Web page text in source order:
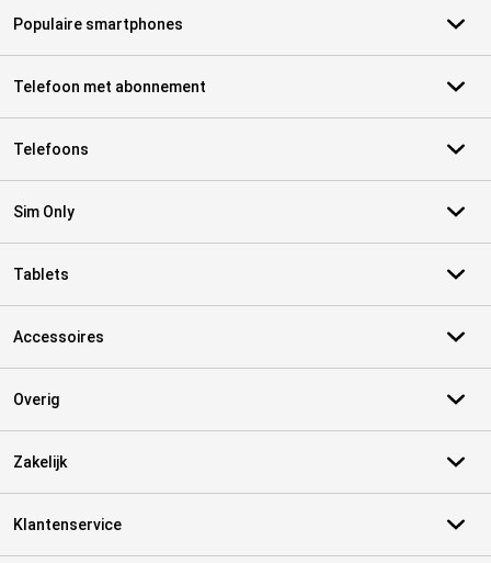
Populaire smartphones
Telefoon met abonnement
Telefoons
Sim Only
Tablets
Accessoires
Overig
Zakelijk
Klantenservice